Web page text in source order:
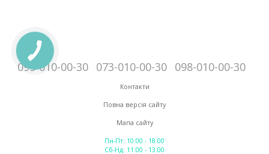
095-010-00-30 073-010-00-30 098-010-00-30
Контакти
Повна версія сайту
Мапа сайту
Пн-Пт: 10:00 - 18:00
Сб-Нд: 11:00 - 13:00